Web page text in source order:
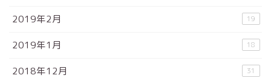
2019年2月 19
2019年1月 18
2018年12月 31